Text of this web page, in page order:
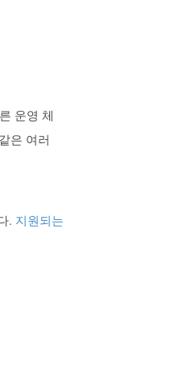
운영 체
은 여러
. 지원되는